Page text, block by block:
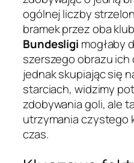
ogólnej liczby
bramek przez oba
Bundesligi mogłaby
szerszego obrazu
jednak skupiając się
starciach, widzimy
zdobywania goli, ale
utrzymania czystego
czas.